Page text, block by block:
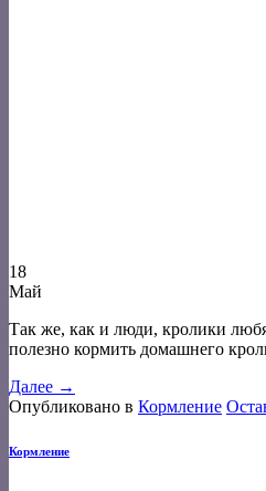
18
Май
Так же, как и люди, кролики
полезно кормить домашнего
Далее →
Опубликовано в Кормление
Кормление